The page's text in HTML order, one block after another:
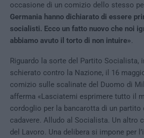
occasione di un comizio dello stesso
Germania hanno dichiarato di essere
socialisti. Ecco un fatto nuovo che noi
abbiamo avuto il torto di non intuire».
Riguardo la sorte del Partito Socialista,
schierato contro la Nazione, il 16
comizio sulle scalinate del Duomo di
afferma «Lasciatemi esprimere tutto il
cordoglio per la bancarotta di un partito
cadavere. Alludo al Socialista. Un altro
del Lavoro. Una delibera si impone per